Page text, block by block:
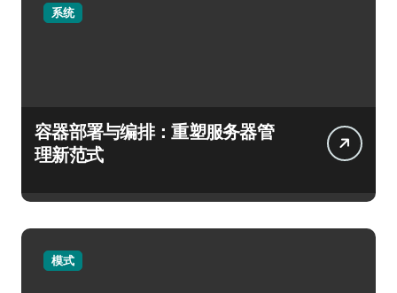
系统
容器部署与编排：重塑服务器管
理新范式
模式